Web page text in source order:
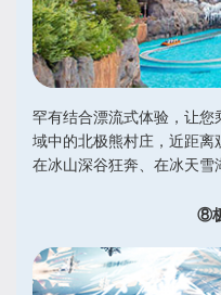
罕有结合漂流式体验，让
域中的北极熊村庄，近距
在冰山深谷狂奔、在冰天雪
⑧